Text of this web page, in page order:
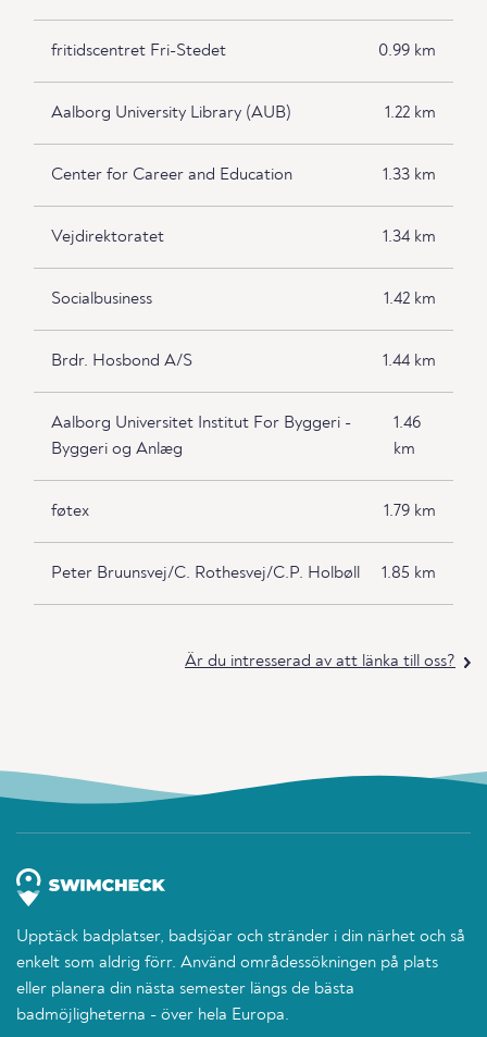
fritidscentret Fri-Stedet 0.99 km
Aalborg University Library (AUB) 1.22 km
Center for Career and Education 1.33 km
Vejdirektoratet 1.34 km
Socialbusiness 1.42 km
Brdr. Hosbond A/S 1.44 km
Aalborg Universitet Institut For Byggeri -
Byggeri og Anlæg
1.46
km
føtex 1.79 km
Peter Bruunsvej/C. Rothesvej/C.P. Holbøll 1.85 km
Är du intresserad av att länka till oss?
Upptäck badplatser, badsjöar och stränder i din närhet och så
enkelt som aldrig förr. Använd områdessökningen på plats
eller planera din nästa semester längs de bästa
badmöjligheterna - över hela Europa.